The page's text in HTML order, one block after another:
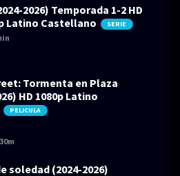
2026) Temporada 1-2 HD
Latino Castellano
SERIE
Tormenta en Plaza
HD 1080p Latino
PELICULA
soledad (2024-2026)